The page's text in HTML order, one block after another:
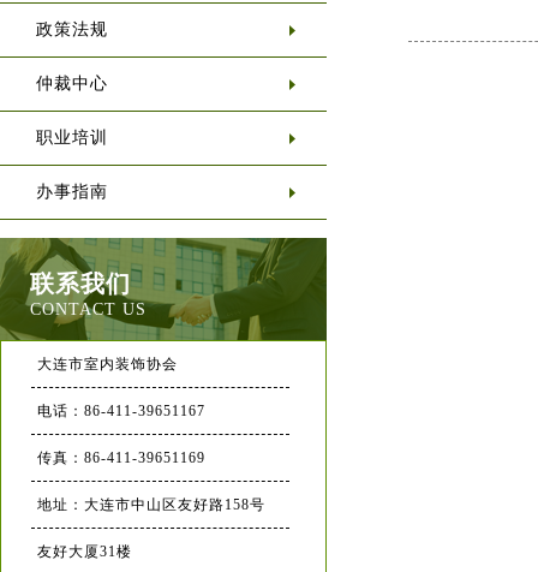
政策法规
仲裁中心
职业培训
办事指南
联系我们
CONTACT US
大连市室内装饰协会
电话：86-411-39651167
传真：86-411-39651169
地址：大连市中山区友好路158号
友好大厦31楼